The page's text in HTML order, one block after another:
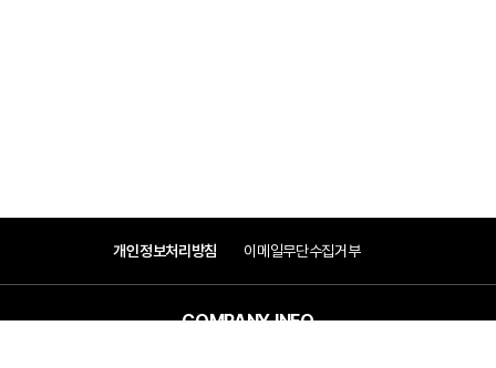
개인정보처리방침 이메일무단수집거부
COMPANY INFO